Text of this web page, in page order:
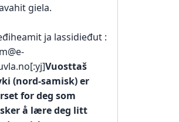
giela.
ja lassidieđut :
Vuosttaš
(nord-samisk) er
for deg som
å lære deg litt